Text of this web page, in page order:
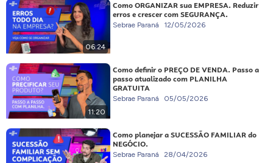
06:24
Como ORGANIZAR sua EMPRESA. Reduzir
erros e crescer com SEGURANÇA.
Sebrae Paraná 12/05/2026
11:20
Como definir o PREÇO DE VENDA. Passo a
passo atualizado com PLANILHA
GRATUITA
Sebrae Paraná 05/05/2026
Como planejar a SUCESSÃO FAMILIAR do
NEGÓCIO.
Sebrae Paraná 28/04/2026